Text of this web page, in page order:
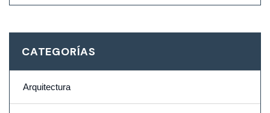
CATEGORÍAS
Arquitectura